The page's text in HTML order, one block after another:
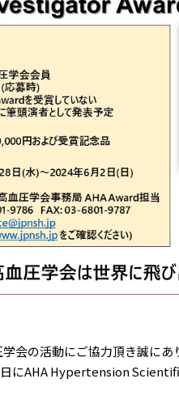
会の活動にご協力頂き誠にあ
にAHA Hypertension